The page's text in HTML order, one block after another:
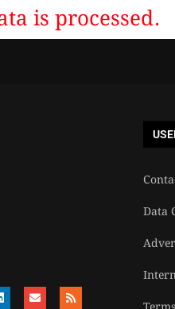
is processed.
Data